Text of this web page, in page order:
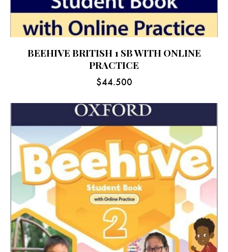
BEEHIVE BRITISH 1 SB WITH ONLINE
PRACTICE
$44.500